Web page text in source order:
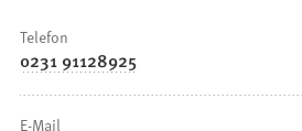
Telefon
0231 91128925
E-Mail